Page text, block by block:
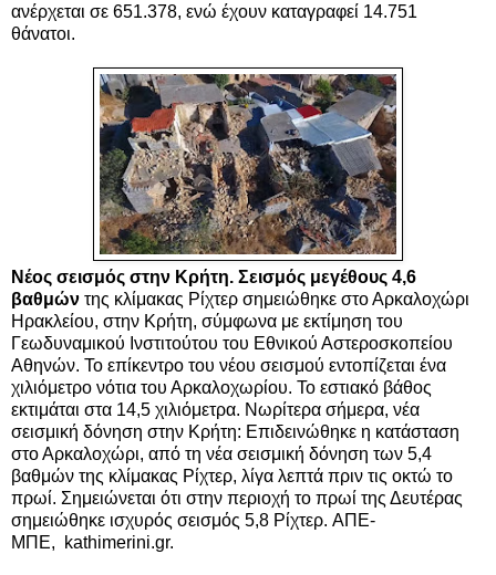
ανέρχεται σε 651.378, ενώ έχουν καταγραφεί 14.751
θάνατοι.
Νέος σεισμός στην Κρήτη. Σεισμός μεγέθους 4,6
βαθμών της κλίμακας Ρίχτερ σημειώθηκε στο Αρκαλοχώρι
Ηρακλείου, στην Κρήτη, σύμφωνα με εκτίμηση του
Γεωδυναμικού Ινστιτούτου του Εθνικού Αστεροσκοπείου
Αθηνών. Το επίκεντρο του νέου σεισμού εντοπίζεται ένα
χιλιόμετρο νότια του Αρκαλοχωρίου. Το εστιακό βάθος
εκτιμάται στα 14,5 χιλιόμετρα. Νωρίτερα σήμερα, νέα
σεισμική δόνηση στην Κρήτη: Επιδεινώθηκε η κατάσταση
στο Αρκαλοχώρι, από τη νέα σεισμική δόνηση των 5,4
βαθμών της κλίμακας Ρίχτερ, λίγα λεπτά πριν τις οκτώ το
πρωί. Σημειώνεται ότι στην περιοχή το πρωί της Δευτέρας
σημειώθηκε ισχυρός σεισμός 5,8 Ρίχτερ. ΑΠΕ-
ΜΠΕ,
kathimerini.gr.